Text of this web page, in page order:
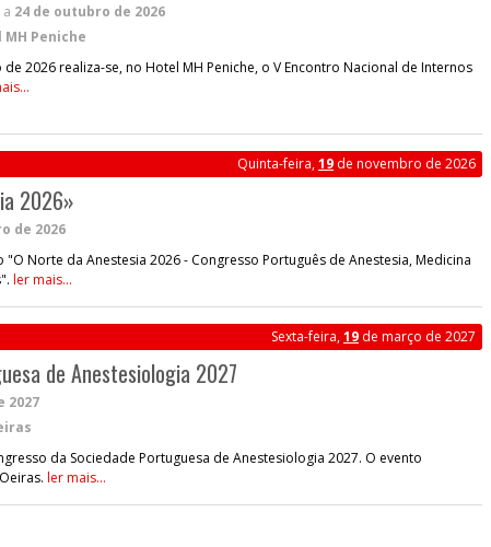
a 24 de outubro de 2026
MH Peniche
2026 realiza-se, no Hotel MH Peniche, o V Encontro Nacional de Internos
Quinta-feira,19 de novembro de 2026
2026»
de 2026
Norte da Anestesia 2026 - Congresso Português de Anestesia, Medicina
ler mais...
Sexta-feira,19 de março de 2027
de Anestesiologia 2027
2027
da Sociedade Portuguesa de Anestesiologia 2027. O evento
ler mais...